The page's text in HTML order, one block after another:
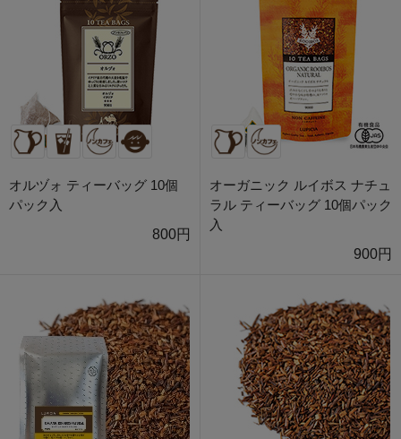
オルヅォ ティーバッグ 10個
パック入
800円
オーガニック ルイボス ナチュ
ラル ティーバッグ 10個パック
入
900円